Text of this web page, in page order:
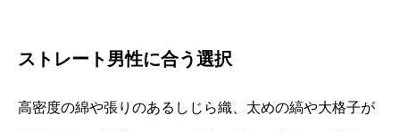
ストレート男性に合う選択
高密度の綿や張りのあるしじら織、太めの縞や大格子が